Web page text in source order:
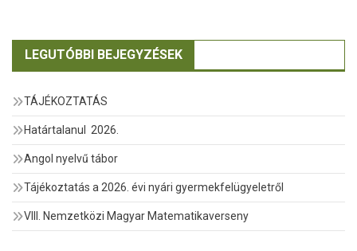
LEGUTÓBBI BEJEGYZÉSEK
TÁJÉKOZTATÁS
Határtalanul 2026.
Angol nyelvű tábor
Tájékoztatás a 2026. évi nyári gyermekfelügyeletről
VIII. Nemzetközi Magyar Matematikaverseny